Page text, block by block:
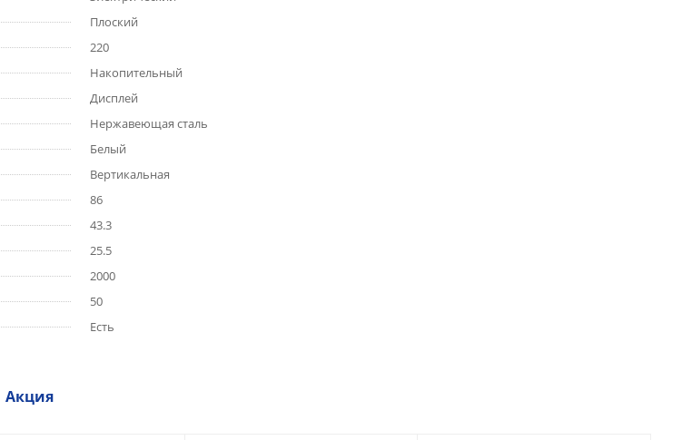
Плоский
220
Накопительный
Дисплей
Нержавеющая сталь
Белый
Вертикальная
86
43.3
25.5
2000
50
Есть
Акция